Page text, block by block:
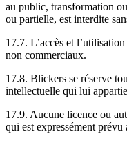
au public, transformation
ou partielle, est interdite
17.7. L’accès et
non commerciaux.
17.8. Blickers se réserve
intellectuelle qui lui
17.9. Aucune licence ou
qui est expressément prévu